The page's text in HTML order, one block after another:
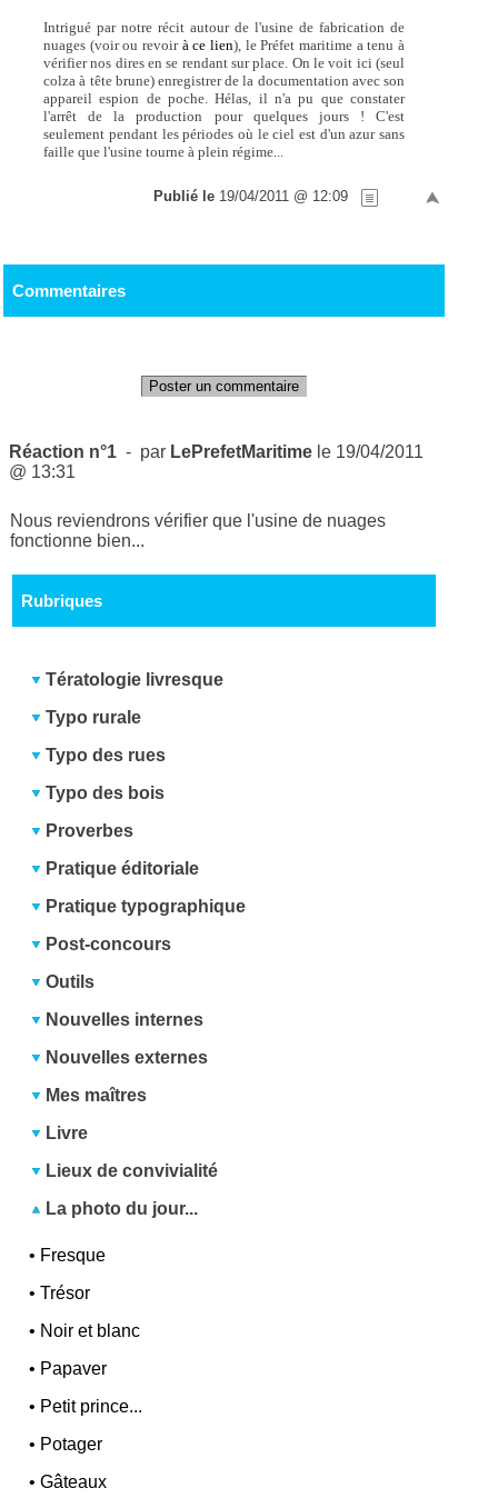
Intrigué par notre récit autour de l'usine de fabrication de
nuages (voir ou revoir à ce lien), le Préfet maritime a tenu à
vérifier nos dires en se rendant sur place. On le voit ici (seul
colza à tête brune) enregistrer de la documentation avec son
appareil espion de poche. Hélas, il n'a pu que constater
l'arrêt de la production pour quelques jours ! C'est
seulement pendant les périodes où le ciel est d'un azur sans
faille que l'usine tourne à plein régime...
Publié le 19/04/2011 @ 12:09
Commentaires
Poster un commentaire
Réaction n°1 - par LePrefetMaritime le 19/04/2011
@ 13:31
Nous reviendrons vérifier que l'usine de nuages
fonctionne bien...
Rubriques
Tératologie livresque
Typo rurale
Typo des rues
Typo des bois
Proverbes
Pratique éditoriale
Pratique typographique
Post-concours
Outils
Nouvelles internes
Nouvelles externes
Mes maîtres
Livre
Lieux de convivialité
La photo du jour...
• Fresque
•Trésor
• Noir et blanc
• Papaver
• Petit prince...
• Potager
•Gâteaux